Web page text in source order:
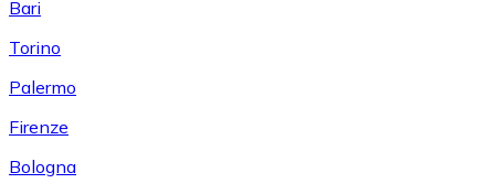
Bari
Torino
Palermo
Firenze
Bologna